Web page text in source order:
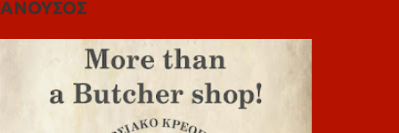
ΑΝΟΥΣΟΣ